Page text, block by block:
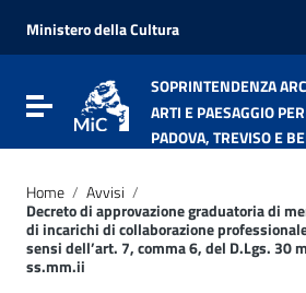
Vai al menu di navigazione
Vai al footer
Ministero della Cultura
Attiva / disattiva la navigazione
SOPRINTENDENZA
ARTI E PAESAGGIO
PADOVA, TREVISO E
Home / Avvisi /
Decreto di approvazione graduatoria di
di incarichi di collaborazione
sensi dell’art. 7, comma 6, del D.Lgs. 30
ss.mm.ii